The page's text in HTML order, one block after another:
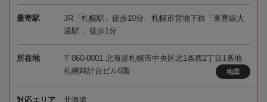
最寄駅
JR「札幌駅」徒歩10分、札幌市営地下鉄「東豊線大
通駅 」徒歩1分
所在地
〒060-0001 北海道札幌市中央区北1条西2丁目1番地
札幌時計台ビル6階
地図
対応エリア 北海道